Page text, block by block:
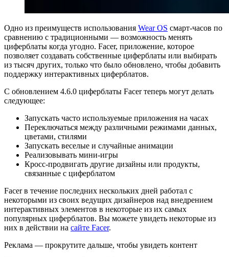
Одно из преимуществ использования Wear OS смарт-часов по
сравнению с традиционными — возможность менять
циферблаты когда угодно. Facer, приложение, которое
позволяет создавать собственные циферблаты или выбирать
из тысяч других, только что было обновлено, чтобы добавить
поддержку интерактивных циферблатов.
С обновлением 4.6.0 циферблаты Facer теперь могут делать
следующее:
Запускать часто используемые приложения на часах
Переключаться между различными режимами данных,
цветами, стилями
Запускать веселые и случайные анимации
Реализовывать мини-игры
Кросс-продвигать другие дизайны или продукты,
связанные с циферблатом
Facer в течение последних нескольких дней работал с
некоторыми из своих ведущих дизайнеров над внедрением
интерактивных элементов в некоторые из их самых
популярных циферблатов. Вы можете увидеть некоторые из
них в действии на сайте Facer.
Реклама — прокрутите дальше, чтобы увидеть контент